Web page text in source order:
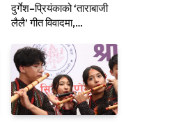
दुर्गेश–प्रियंकाको ‘ताराबाजी
लैलै’ गीत विवादमा,